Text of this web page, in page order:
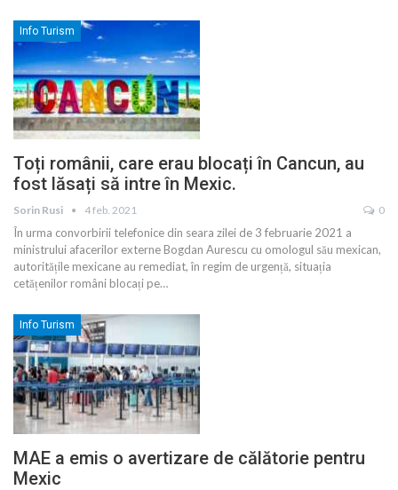
Info Turism
Toți românii, care erau blocați în Cancun, au
fost lăsați să intre în Mexic.
Sorin Rusi 4 feb. 2021 0
În urma convorbirii telefonice din seara zilei de 3 februarie 2021 a
ministrului afacerilor externe Bogdan Aurescu cu omologul său mexican,
autoritățile mexicane au remediat, în regim de urgență, situația
cetățenilor români blocați pe…
Info Turism
MAE a emis o avertizare de călătorie pentru
Mexic